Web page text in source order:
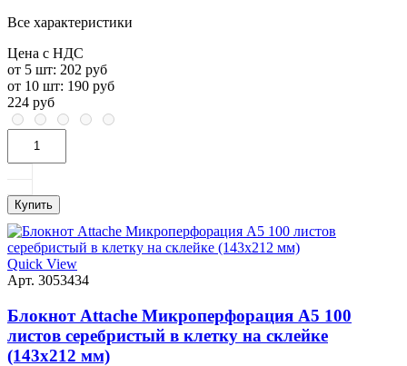
Все характеристики
Цена с НДС
от 5 шт: 202 руб
от 10 шт: 190 руб
224 руб
Купить
Quick View
Арт. 3053434
Блокнот Attache Микроперфорация А5 100
листов серебристый в клетку на склейке
(143х212 мм)